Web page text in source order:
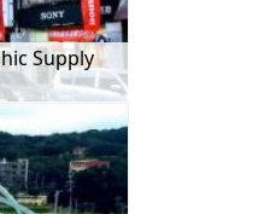
Supply